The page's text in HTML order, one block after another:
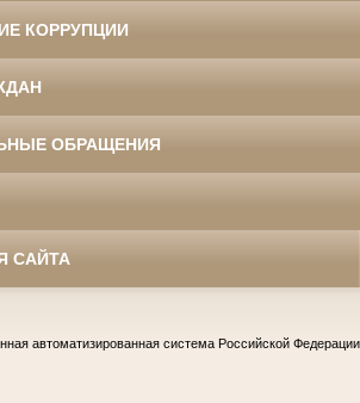
КОРРУПЦИИ
ОБРАЩЕНИЯ
САЙТА
автоматизированная система Российской